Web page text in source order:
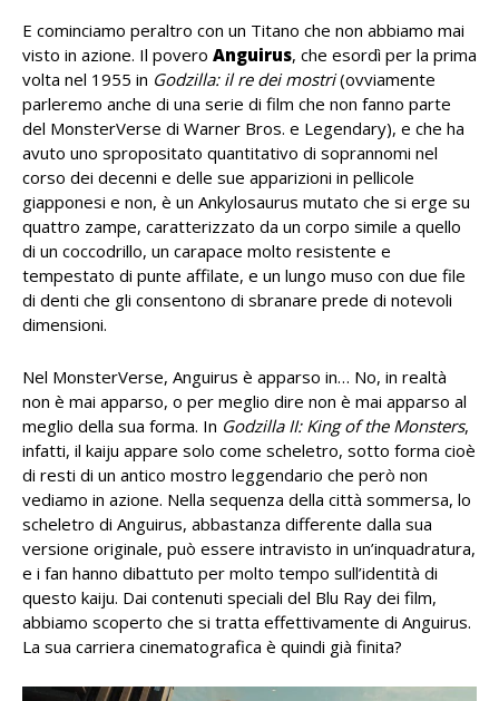
E cominciamo peraltro con un Titano che non abbiamo mai
visto in azione. Il povero Anguirus, che esordì per la prima
volta nel 1955 in Godzilla: il re dei mostri(ovviamente
parleremo anche di una serie di film che non fanno parte
del MonsterVerse di Warner Bros. e Legendary), e che ha
avuto uno spropositato quantitativo di soprannomi nel
corso dei decenni e delle sue apparizioni in pellicole
giapponesi e non, è un Ankylosaurus mutato che si erge su
quattro zampe, caratterizzato da un corpo simile a quello
di un coccodrillo, un carapace molto resistente e
tempestato di punte affilate, e un lungo muso con due file
di denti che gli consentono di sbranare prede di notevoli
dimensioni.
Nel MonsterVerse, Anguirus è apparso in… No, in realtà
non è mai apparso, o per meglio dire non è mai apparso al
meglio della sua forma. In Godzilla II: King of the Monsters,
infatti, il kaiju appare solo come scheletro, sotto forma cioè
di resti di un antico mostro leggendario che però non
vediamo in azione. Nella sequenza della città sommersa, lo
scheletro di Anguirus, abbastanza differente dalla sua
versione originale, può essere intravisto in un’inquadratura,
e i fan hanno dibattuto per molto tempo sull’identità di
questo kaiju. Dai contenuti speciali del Blu Ray dei film,
abbiamo scoperto che si tratta effettivamente di Anguirus.
La sua carriera cinematografica è quindi già finita?